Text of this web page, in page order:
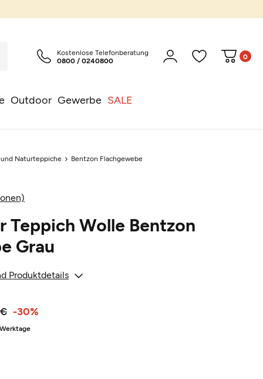
Outdoor Gewerbe SALE
Kostenlose Telefonberatung
0800 / 0240800
0
und Naturteppiche Bentzon Flachgewebe
Teppich Wolle Bentzon
Grau
Produktdetails
-30%